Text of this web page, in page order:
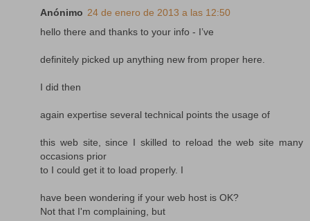
Anónimo 24 de enero de 2013 a las 12:50
hello there and thanks to your info - I’ve
definitely picked up anything new from proper here.
I did then
again expertise several technical points the usage of
this web site, since I skilled to reload the web site many
occasions prior
to I could get it to load properly. I
have been wondering if your web host is OK?
Not that I'm complaining, but